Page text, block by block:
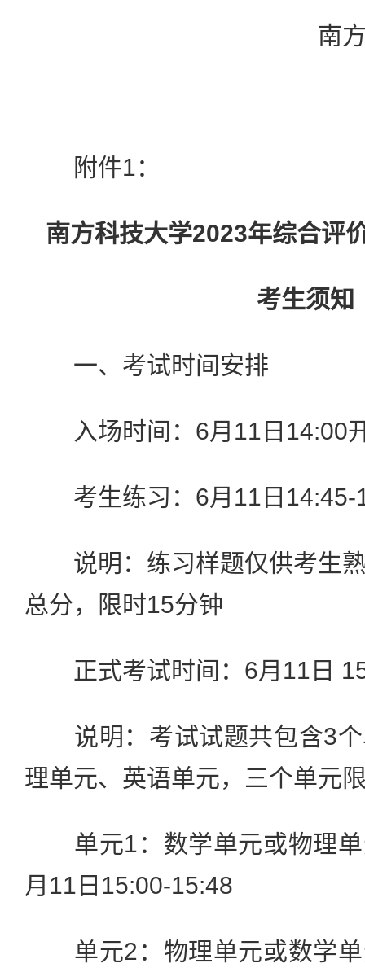
南方
附件1：
南方科技大学2023年综合评
考生须知
一、考试时间安排
入场时间：6月11日14:00
考生练习：6月11日14:45-
说明：练习样题仅供考生熟
总分，限时15分钟
正式考试时间：6月11日
说明：考试试题共包含3个
理单元、英语单元，三个单元
单元1：数学单元或物理单
月11日15:00-15:48
单元2：物理单元或数学单